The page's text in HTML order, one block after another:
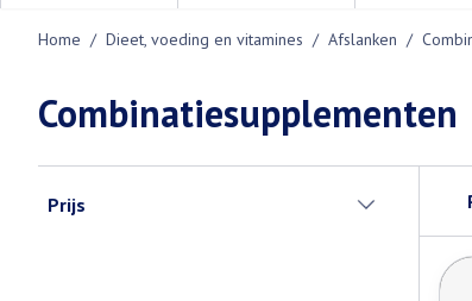
Home / Dieet, voeding en vitamines / Afslanken /
Combinatiesupplementen
Prijs